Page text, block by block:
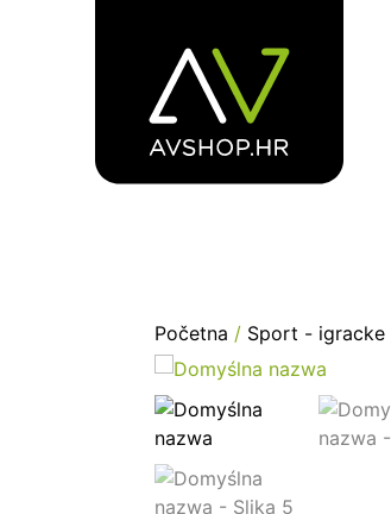
Početna / Sport - igracke